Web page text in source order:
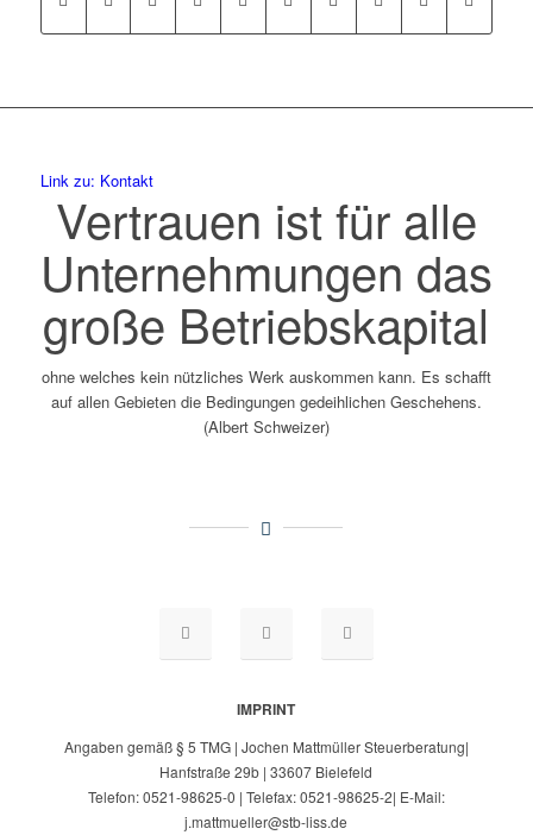
Link zu: Kontakt
Vertrauen ist für alle
Unternehmungen das
große Betriebskapital
ohne welches kein nützliches Werk auskommen kann. Es schafft
auf allen Gebieten die Bedingungen gedeihlichen Geschehens.
(Albert Schweizer)
IMPRINT
Angaben gemäß § 5 TMG | Jochen Mattmüller Steuerberatung|
Hanfstraße 29b | 33607 Bielefeld
Telefon: 0521-98625-0 | Telefax: 0521-98625-2| E-Mail:
j.mattmueller@stb-liss.de